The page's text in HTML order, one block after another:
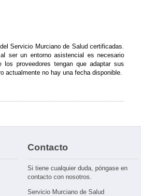
Servicio Murciano de Salud certificadas.
ser un entorno asistencial es necesario
los proveedores tengan que adaptar sus
actualmente no hay una fecha disponible.
Contacto
Si tiene cualquier duda, póngase en
contacto con nosotros.
Servicio Murciano de Salud